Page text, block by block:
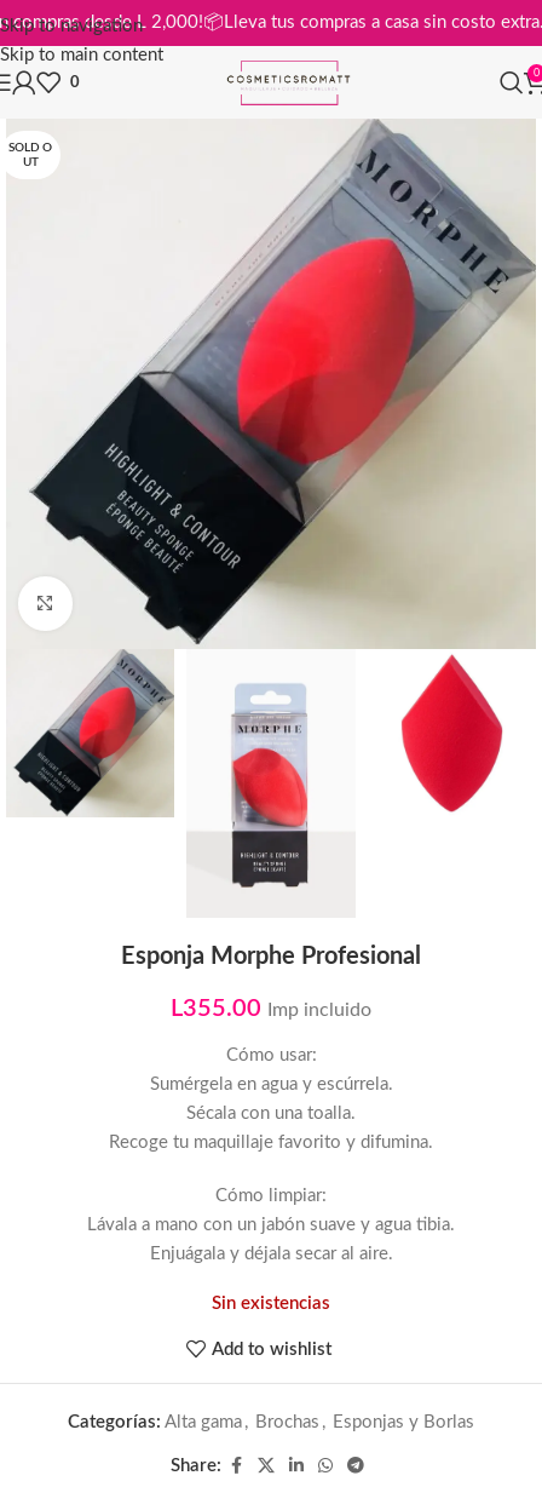
Skip to navigation
Skip to main content
en compras desde L 2,000!📦Lleva tus compras a casa sin costo
0
0
SOLD O
UT
Click to enlarge
Esponja Morphe Profesional
L355.00 Imp incluido
Cómo usar:
Sumérgela en agua y escúrrela.
Sécala con una toalla.
Recoge tu maquillaje favorito y difumina.
Cómo limpiar:
Lávala a mano con un jabón suave y agua tibia.
Enjuágala y déjala secar al aire.
Sin existencias
Add to wishlist
Categorías: Alta gama , Brochas , Esponjas y Borlas
Share: